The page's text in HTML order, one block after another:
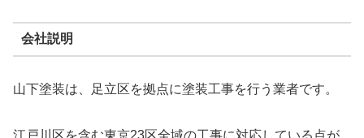
会社説明
山下塗装は、足立区を拠点に塗装工事を行う業者です。
江戸川区を含む東京23区全域の工事に対応している点が